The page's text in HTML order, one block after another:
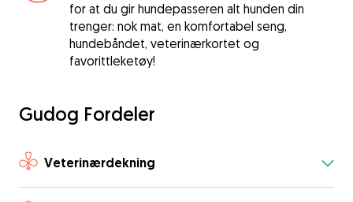
for at du gir hundepasseren alt hunden din
trenger: nok mat, en komfortabel seng,
hundebåndet, veterinærkortet og
favorittleketøy!
Gudog Fordeler
Veterinærdekning